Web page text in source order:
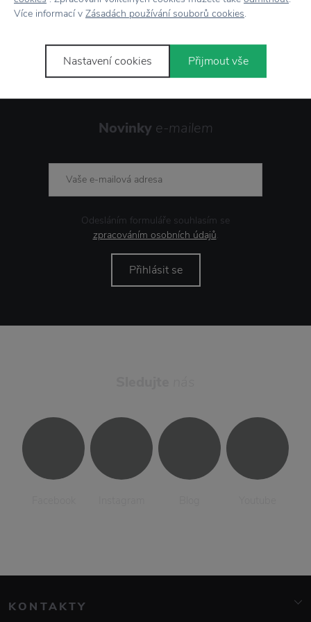
Showroomve Zlíně
Novinky e-mailem
Odesláním formuláře souhlasím se
zpracováním osobních údajů.
Přihlásit se
KONTAKTY
Více informací v Zásadách používání souborů cookies.
Nastavení cookies Přijmout vše